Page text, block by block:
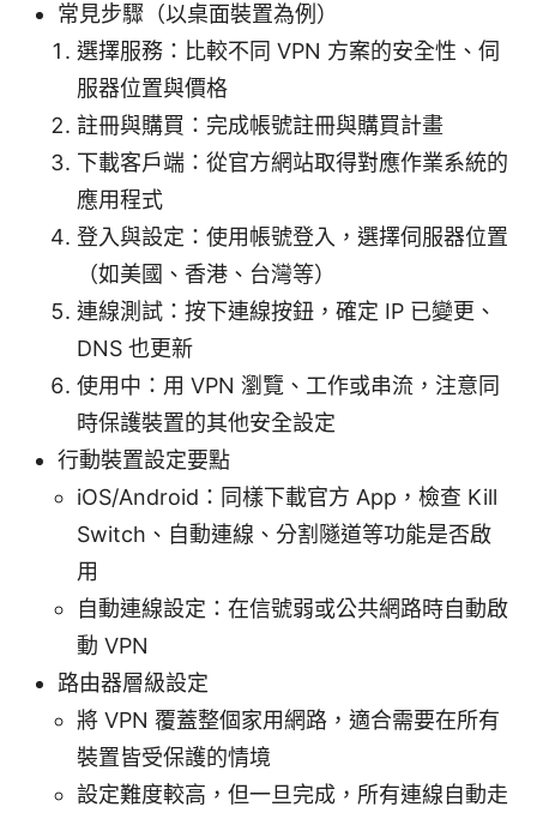
常見步驟（以桌面裝置為例）
選擇服務：比較不同 VPN 方案的安全性、伺
服器位置與價格
註冊與購買：完成帳號註冊與購買計畫
下載客戶端：從官方網站取得對應作業系統的
應用程式
登入與設定：使用帳號登入，選擇伺服器位置
（如美國、香港、台灣等）
連線測試：按下連線按鈕，確定 IP 已變更、
DNS 也更新
使用中：用 VPN 瀏覽、工作或串流，注意同
時保護裝置的其他安全設定
行動裝置設定要點
iOS/Android：同樣下載官方 App，檢查 Kill
Switch、自動連線、分割隧道等功能是否啟
用
自動連線設定：在信號弱或公共網路時自動啟
動 VPN
路由器層級設定
將 VPN 覆蓋整個家用網路，適合需要在所有
裝置皆受保護的情境
設定難度較高，但一旦完成，所有連線自動走